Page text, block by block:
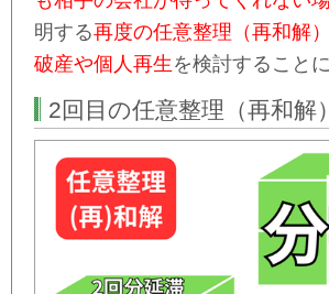
明する再度の任意整理（再和解）
破産や個人再生を検討すること
2回目の任意整理（再和解